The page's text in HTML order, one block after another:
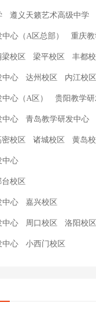
遵义天籁艺术高级中学
心（A区总部） 重庆教
梁校区 梁平校区 丰都
中心 达州校区 内江校区
心（A区） 贵阳教学研
中心 青岛教学研发中心
密校区 诸城校区 黄岛
中心
台校区
中心 嘉兴校区
中心 周口校区 洛阳校区
中心 小西门校区